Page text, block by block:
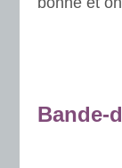
Bande-